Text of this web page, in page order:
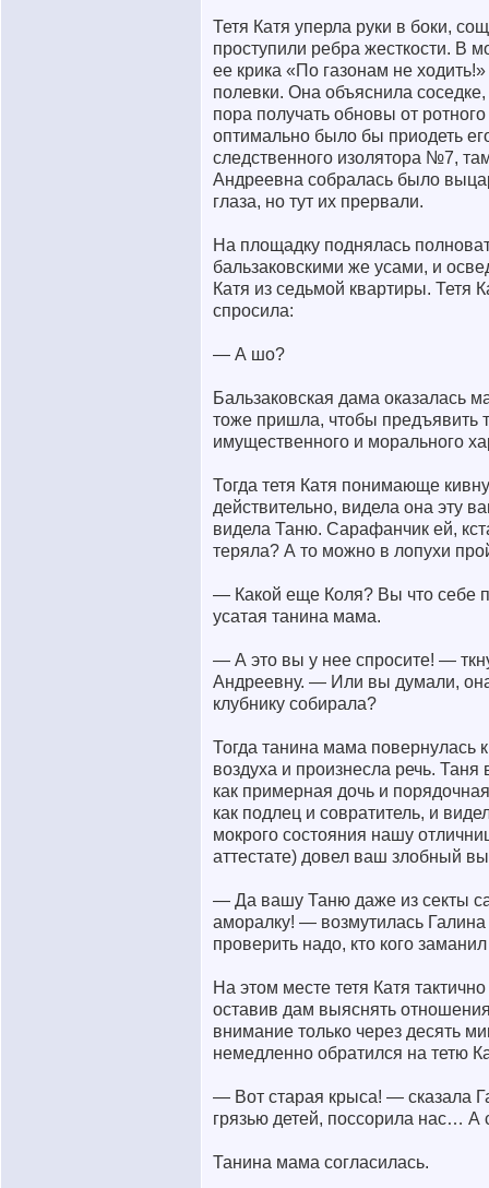
Тетя Катя уперла руки в боки,
проступили ребра жесткости. В
ее крика «По газонам не
полевки. Она объяснила
пора получать обновы от
оптимально было бы приодеть
следственного изолятора №7,
Андреевна собралась было
глаза, но тут их прервали.
На площадку поднялась
бальзаковскими же усами, и
Катя из седьмой квартиры. Тетя
спросила:
— А шо?
Бальзаковская дама
тоже пришла, чтобы предъявить
имущественного и морального
Тогда тетя Катя понимающе
действительно, видела она эту
видела Таню. Сарафанчик ей,
теряла? А то можно в лопухи
— Какой еще Коля? Вы что себе
усатая танина мама.
— А это вы у нее спросите! —
Андреевну. — Или вы думали,
клубнику собирала?
Тогда танина мама повернулась
воздуха и произнесла речь.
как примерная дочь и
как подлец и совратитель, и
мокрого состояния нашу
аттестате) довел ваш злобный
— Да вашу Таню даже из секты
аморалку! — возмутилась
проверить надо, кто кого
На этом месте тетя Катя
оставив дам выяснять
внимание только через десять
немедленно обратился на тетю
— Вот старая крыса! — сказала
грязью детей, поссорила нас… А
Танина мама согласилась.